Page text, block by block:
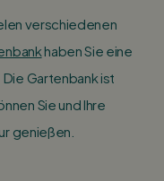
verschiedenen
haben Sie eine
Gartenbank ist
Sie und Ihre
genießen.